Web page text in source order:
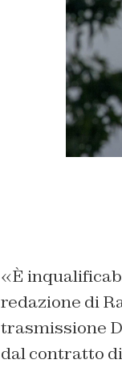
«È
redazione di
trasmissione
dal contratto